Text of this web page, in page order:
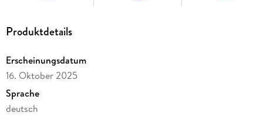
Produktdetails
Erscheinungsdatum
16. Oktober 2025
Sprache
deutsch